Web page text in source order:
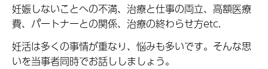
妊娠しないことへの不満、治療と仕事の両立、高額医療
費、パートナーとの関係、治療の終わらせ方etc.
妊活は多くの事情が重なり、悩みも多いです。そんな思
いを当事者同時でお話ししましょう。